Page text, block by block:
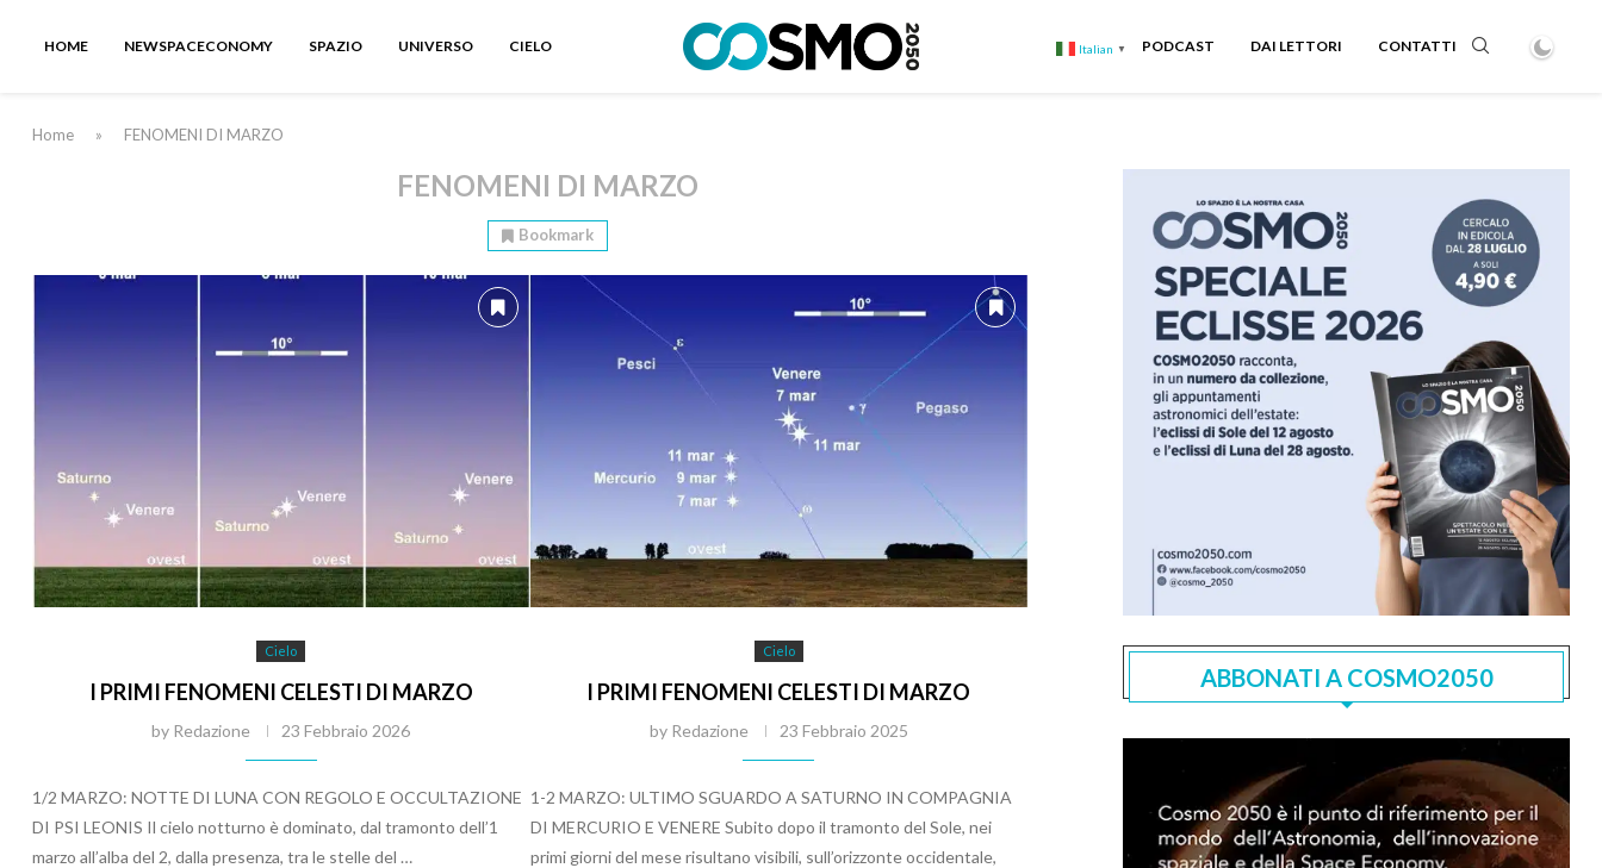
HOME NEWSPACECONOMY SPAZIO UNIVERSO CIELO Italian ▼ PODCAST DAI LETTORI CONTATTI
Home » FENOMENI DI MARZO
FENOMENI DI MARZO
Bookmark
Cielo
I PRIMI FENOMENI CELESTI DI MARZO
by Redazione 23 Febbraio 2026
1/2 MARZO: NOTTE DI LUNA CON REGOLO E OCCULTAZIONE
DI PSI LEONIS Il cielo notturno è dominato, dal tramonto dell’1
marzo all’alba del 2, dalla presenza, tra le stelle del …
Cielo
I PRIMI FENOMENI CELESTI DI MARZO
by Redazione 23 Febbraio 2025
1-2 MARZO: ULTIMO SGUARDO A SATURNO IN COMPAGNIA
DI MERCURIO E VENERE Subito dopo il tramonto del Sole, nei
primi giorni del mese risultano visibili, sull’orizzonte occidentale,
ABBONATI A COSMO2050